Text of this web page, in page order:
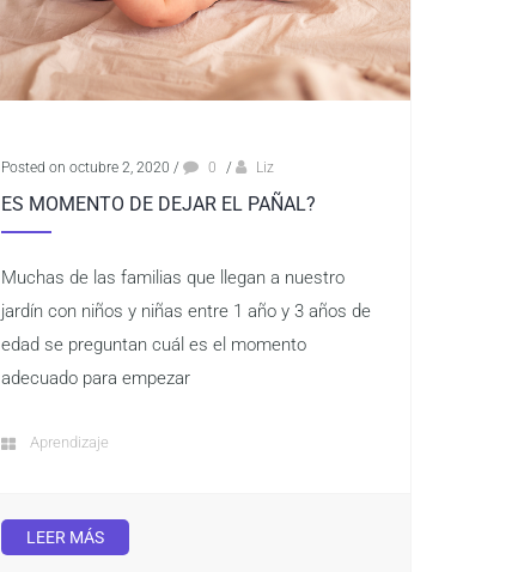
Posted on octubre 2, 2020 / 0 / Liz
ES MOMENTO DE DEJAR EL PAÑAL?
Muchas de las familias que llegan a nuestro
jardín con niños y niñas entre 1 año y 3 años de
edad se preguntan cuál es el momento
adecuado para empezar
Aprendizaje
LEER MÁS